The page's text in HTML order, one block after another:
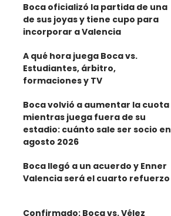
Boca oficializó la partida de una
de sus joyas y tiene cupo para
incorporar a Valencia
A qué hora juega Boca vs.
Estudiantes, árbitro,
formaciones y TV
Boca volvió a aumentar la cuota
mientras juega fuera de su
estadio: cuánto sale ser socio en
agosto 2026
Boca llegó a un acuerdo y Enner
Valencia será el cuarto refuerzo
Confirmado: Boca vs. Vélez